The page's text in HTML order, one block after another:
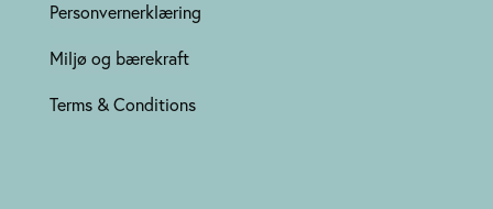
Personvernerklæring
Miljø og bærekraft
Terms & Conditions